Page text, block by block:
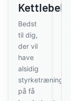
Kettlebell
Bedst
til dig,
der vil
have
alsidig
styrketræning
på få